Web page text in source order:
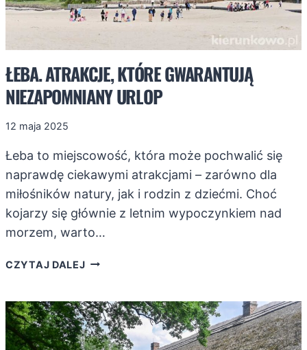
ŁEBA. ATRAKCJE, KTÓRE GWARANTUJĄ
NIEZAPOMNIANY URLOP
12 maja 2025
Łeba to miejscowość, która może pochwalić się
naprawdę ciekawymi atrakcjami – zarówno dla
miłośników natury, jak i rodzin z dziećmi. Choć
kojarzy się głównie z letnim wypoczynkiem nad
morzem, warto…
CZYTAJ DALEJŁEBA.
GWARANTUJĄ
NIEZAPOMNIANY
URLOP